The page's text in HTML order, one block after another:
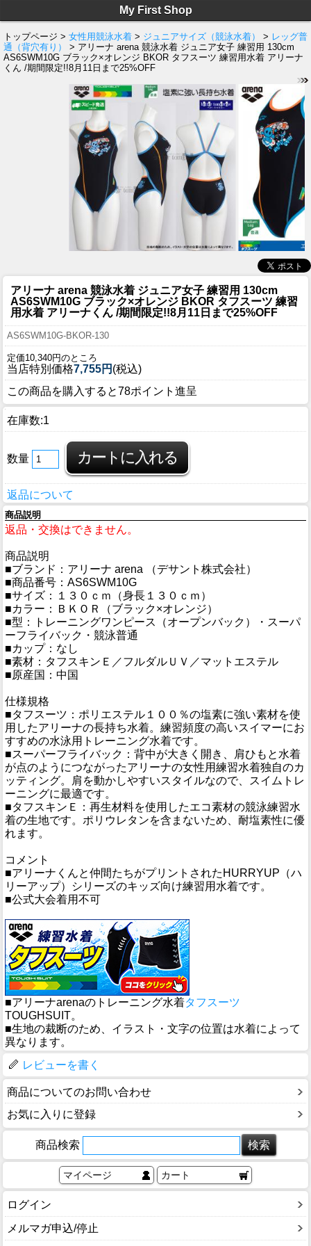
My First Shop
トップページ > 女性用競泳水着 > ジュニアサイズ（競泳水着） > レッグ普
通（背穴有り）
> アリーナ arena 競泳水着 ジュニア女子 練習用 130cm
AS6SWM10G ブラック×オレンジ BKOR タフスーツ 練習用水着 アリーナ
くん /期間限定!!8月11日まで25%OFF
アリーナ arena 競泳水着 ジュニア女子 練習用 130cm
AS6SWM10G ブラック×オレンジ BKOR タフスーツ 練習
用水着 アリーナくん /期間限定!!8月11日まで25%OFF
AS6SWM10G-BKOR-130
定価10,340円のところ
当店特別価格7,755円 (税込)
この商品を購入すると78ポイント進呈
在庫数:1
数量
返品について
商品説明
返品・交換はできません。
商品説明
■ブランド：アリーナ arena （デサント株式会社）
■商品番号：AS6SWM10G
■サイズ：１３０ｃｍ（身長１３０ｃｍ）
■カラー：ＢＫＯＲ（ブラック×オレンジ）
■型：トレーニングワンピース（オープンバック）・スーパ
ーフライバック・競泳普通
■カップ：なし
■素材：タフスキンＥ／フルダルＵＶ／マットエステル
■原産国：中国
仕様規格
■タフスーツ：ポリエステル１００％の塩素に強い素材を使
用したアリーナの長持ち水着。練習頻度の高いスイマーにお
すすめの水泳用トレーニング水着です。
■スーパーフライバック：背中が大きく開き、肩ひもと水着
が点のようにつながったアリーナの女性用練習水着独自のカ
ッティング。肩を動かしやすいスタイルなので、スイムトレ
ーニングに最適です。
■タフスキンＥ：再生材料を使用したエコ素材の競泳練習水
着の生地です。ポリウレタンを含まないため、耐塩素性に優
れます。
コメント
■アリーナくんと仲間たちがプリントされたHURRYUP（ハ
リーアップ）シリーズのキッズ向け練習用水着です。
■公式大会着用不可
■アリーナarenaのトレーニング水着タフスーツ
TOUGHSUIT。
■生地の裁断のため、イラスト・文字の位置は水着によって
異なります。
レビューを書く
商品についてのお問い合わせ
お気に入りに登録
商品検索
マイページ カート
ログイン
メルマガ申込/停止